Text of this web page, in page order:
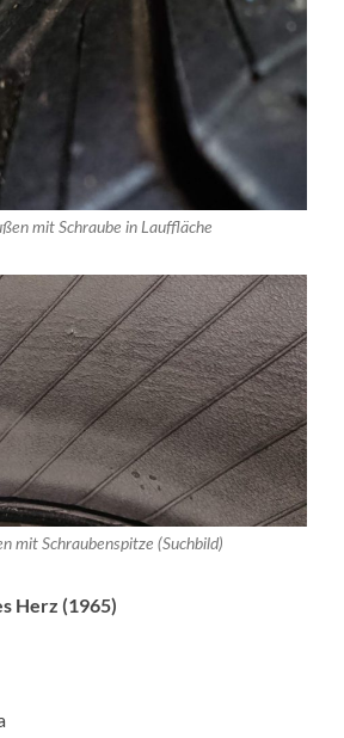
mit Schraube in Lauffläche
mit Schraubenspitze (Suchbild)
Herz (1965)